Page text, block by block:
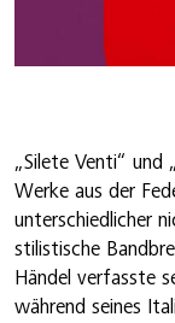
„Silete Venti“ und
Werke aus der
unterschiedlicher
stilistische
Händel verfasste
während seines